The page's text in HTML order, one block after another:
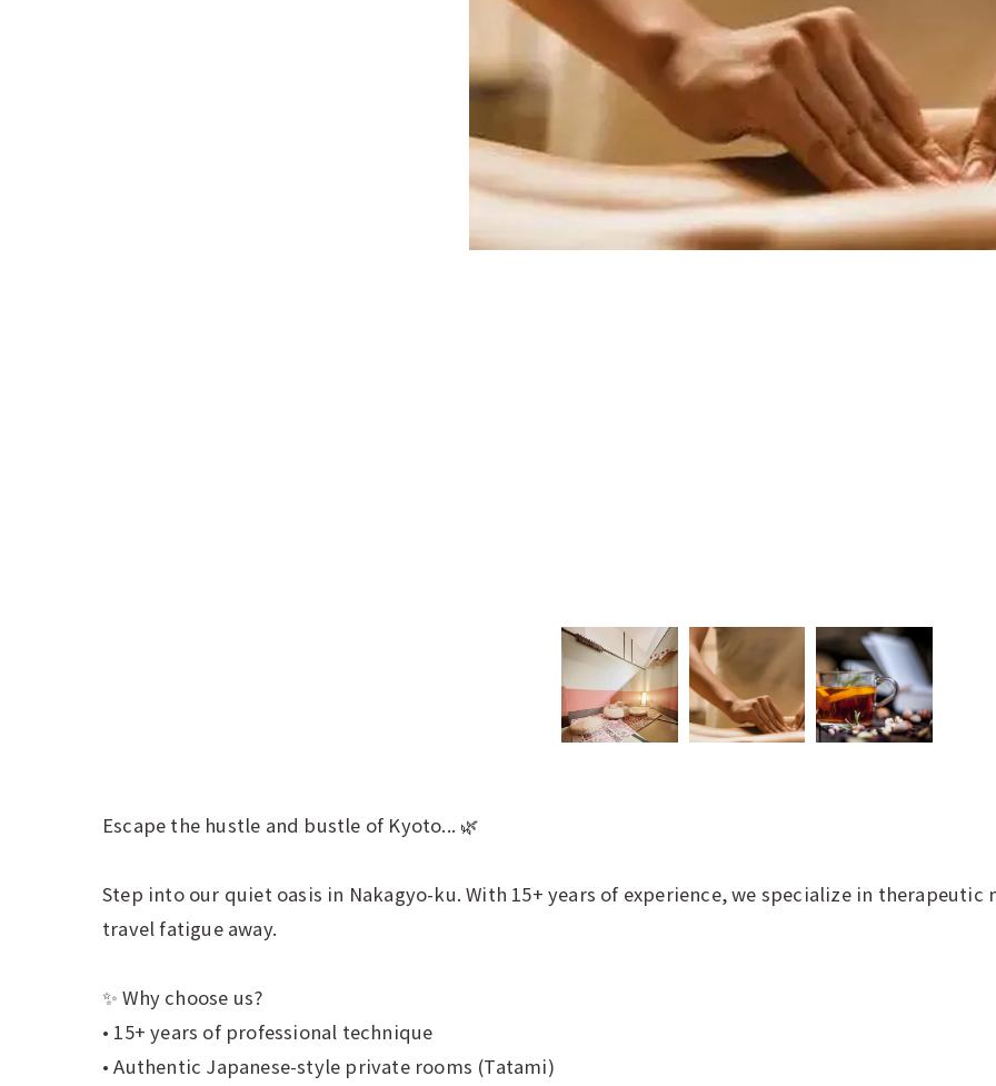
Escape the hustle and bustle of Kyoto... 🌿
Step into our quiet oasis in Nakagyo-ku. With 15+ years of experience, we specialize in
travel fatigue away.
✨ Why choose us?
• 15+ years of professional technique
• Authentic Japanese-style private rooms (Tatami)